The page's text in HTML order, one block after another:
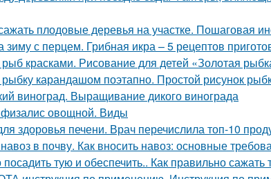
плодовые деревья на участке. Пошаговая
зиму с перцем. Грибная икра – 5 рецептов
красками. Рисование для детей «Золотая
рыбку карандашом поэтапно. Простой рисунок
виноград. Выращивание дикого винограда
физалис овощной. Виды
здоровья печени. Врач перечислила топ-10
в почву. Как вносить навоз: основные
тую и обеспечить.. Как правильно сажать